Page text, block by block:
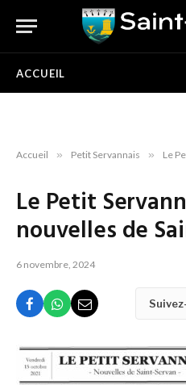
ACCUEIL
Accueil » Petit Servannais » Le
Le Petit
nouvelles de
6 novembre, 2024